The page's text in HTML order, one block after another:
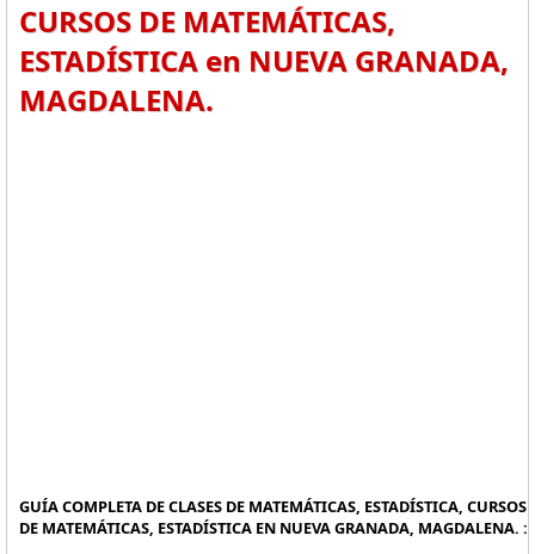
CURSOS DE MATEMÁTICAS,
ESTADÍSTICA en NUEVA GRANADA,
MAGDALENA.
GUÍA COMPLETA DE CLASES DE MATEMÁTICAS, ESTADÍSTICA, CURSOS
DE MATEMÁTICAS, ESTADÍSTICA EN NUEVA GRANADA, MAGDALENA. :